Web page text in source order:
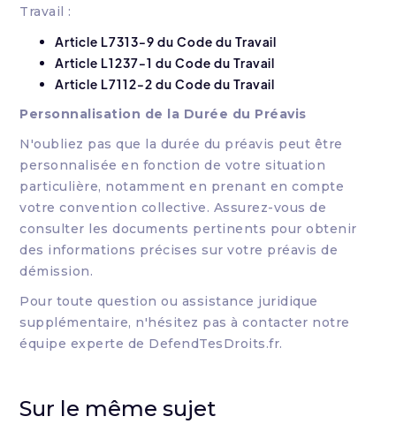
Travail :
Article L7313-9 du Code du Travail
Article L1237-1 du Code du Travail
Article L7112-2 du Code du Travail
Personnalisation de la Durée du Préavis
N'oubliez pas que la durée du préavis peut être
personnalisée en fonction de votre situation
particulière, notamment en prenant en compte
votre convention collective. Assurez-vous de
consulter les documents pertinents pour obtenir
des informations précises sur votre préavis de
démission.
Pour toute question ou assistance juridique
supplémentaire, n'hésitez pas à contacter notre
équipe experte de DefendTesDroits.fr.
Sur le même sujet